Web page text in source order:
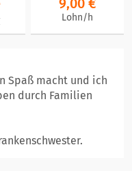
9,00 €
Lohn/h
Spaß macht und ich
durch Familien